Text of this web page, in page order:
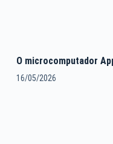
O microcomputador
16/05/2026